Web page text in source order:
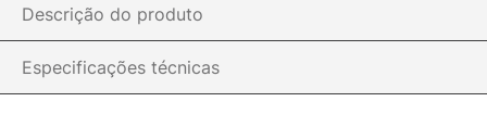
Descrição do produto
Especificações técnicas